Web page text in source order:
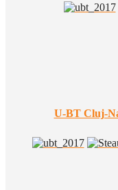
U-BT Cluj-